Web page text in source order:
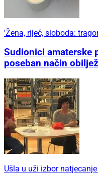
'Žena, riječ, sloboda:
Sudionici amaterske
poseban način
Ušla u uži izbor natjecanje